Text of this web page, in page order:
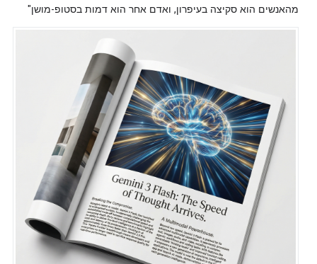
מהאנשים הוא סקיצה בעיפרון, ואדם אחר הוא דמות בסטופ-מושן"